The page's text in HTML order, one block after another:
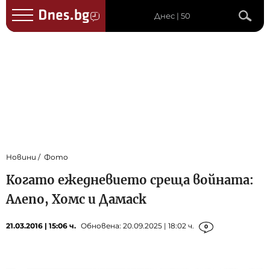
Днес | 50
Новини Фото
Когато ежедневието среща войната:
Алепо, Хомс и Дамаск
21.03.2016 | 15:06 ч. Обновена: 20.09.2025 | 18:02 ч. 0